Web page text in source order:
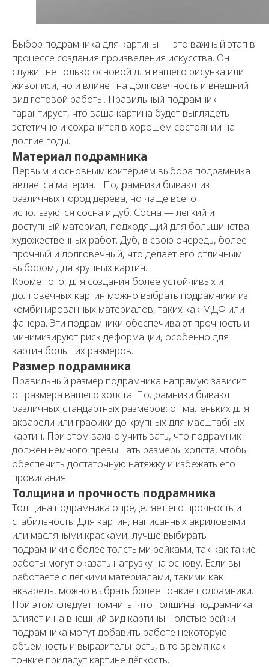
Выбор подрамника для картины — это важный этап в
процессе создания произведения искусства. Он
служит не только основой для вашего рисунка или
живописи, но и влияет на долговечность и внешний
вид готовой работы. Правильный подрамник
гарантирует, что ваша картина будет выглядеть
эстетично и сохранится в хорошем состоянии на
долгие годы.
Материал подрамника
Первым и основным критерием выбора подрамника
является материал. Подрамники бывают из
различных пород дерева, но чаще всего
используются сосна и дуб. Сосна — легкий и
доступный материал, подходящий для большинства
художественных работ. Дуб, в свою очередь, более
прочный и долговечный, что делает его отличным
выбором для крупных картин.
Кроме того, для создания более устойчивых и
долговечных картин можно выбрать подрамники из
комбинированных материалов, таких как МДФ или
фанера. Эти подрамники обеспечивают прочность и
минимизируют риск деформации, особенно для
картин больших размеров.
Размер подрамника
Правильный размер подрамника напрямую зависит
от размера вашего холста. Подрамники бывают
различных стандартных размеров: от маленьких для
акварели или графики до крупных для масштабных
картин. При этом важно учитывать, что подрамник
должен немного превышать размеры холста, чтобы
обеспечить достаточную натяжку и избежать его
провисания.
Толщина и прочность подрамника
Толщина подрамника определяет его прочность и
стабильность. Для картин, написанных акриловыми
или масляными красками, лучше выбирать
подрамники с более толстыми рейками, так как такие
работы могут оказать нагрузку на основу. Если вы
работаете с легкими материалами, такими как
акварель, можно выбрать более тонкие подрамники.
При этом следует помнить, что толщина подрамника
влияет и на внешний вид картины. Толстые рейки
подрамника могут добавить работе некоторую
объемность и выразительность, в то время как
тонкие придадут картине лёгкость.